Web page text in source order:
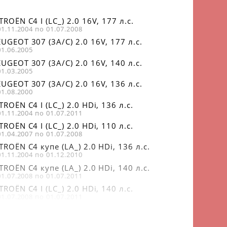
C4 I (LC_) 2.0 16V, 177 л.с.
по 01.07.2008
307 (3A/C) 2.0 16V, 177 л.с.
307 (3A/C) 2.0 16V, 140 л.с.
307 (3A/C) 2.0 16V, 136 л.с.
C4 I (LC_) 2.0 HDi, 136 л.с.
по 01.07.2011
C4 I (LC_) 2.0 HDi, 110 л.с.
по 01.07.2008
C4 купе (LA_) 2.0 HDi, 136 л.с.
по 01.12.2010
C4 купе (LA_) 2.0 HDi, 140 л.с.
по 01.07.2011
C4 I (LC_) 2.0 HDi, 140 л.с.